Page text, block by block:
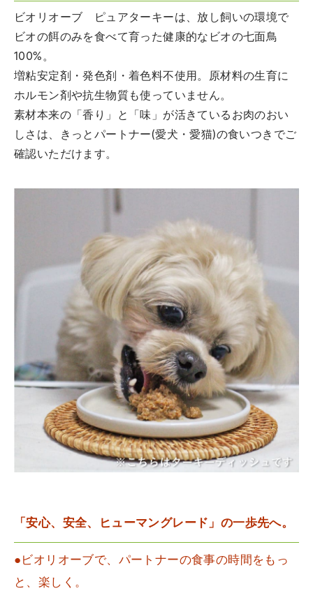
ビオリオーブ ピュアターキーは、放し飼いの環境で
ビオの餌のみを食べて育った健康的なビオの七面鳥
100%。
増粘安定剤・発色剤・着色料不使用。原材料の生育に
ホルモン剤や抗生物質も使っていません。
素材本来の「香り」と「味」が活きているお肉のおい
しさは、きっとパートナー(愛犬・愛猫)の食いつきでご
確認いただけます。
「安心、安全、ヒューマングレード」の一歩先へ。
●ビオリオーブで、パートナーの食事の時間をもっ
と、楽しく。